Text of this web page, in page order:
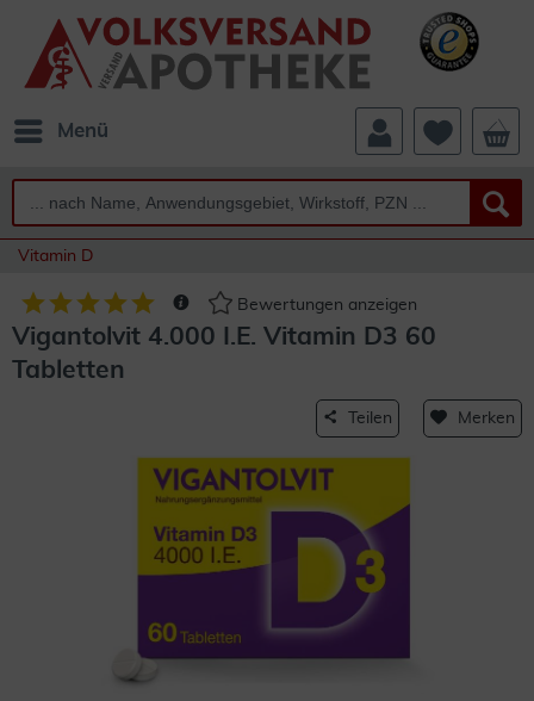
Menü
Vitamin D
Bewertungen anzeigen
Vigantolvit 4.000 I.E. Vitamin D3 60
Tabletten
Teilen Merken